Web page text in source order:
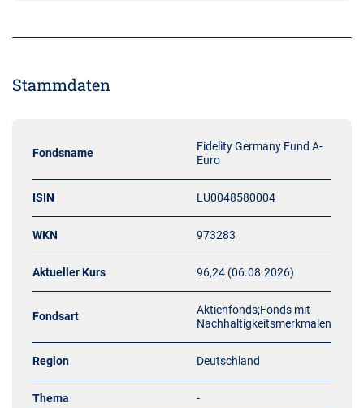
Stammdaten
Fondsname
Fidelity Germany Fund A-
Euro
ISIN LU0048580004
WKN 973283
Aktueller Kurs 96,24 (06.08.2026)
Fondsart
Aktienfonds;Fonds mit
Nachhaltigkeitsmerkmalen
Region Deutschland
Thema -